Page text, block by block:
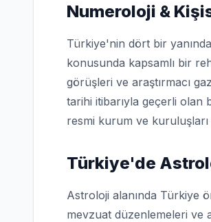
Numeroloji &
Türkiye'nin dört bir
konusunda kapsamlı bir
görüşleri ve araştırmacı
tarihi itibarıyla geçerli olan
resmi kurum ve
Türkiye'de
Astroloji alanında Türkiye
mevzuat düzenlemeleri ve